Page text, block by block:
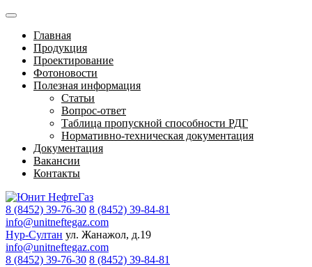
Главная
Продукция
Проектирование
Фотоновости
Полезная информация
Статьи
Вопрос-ответ
Таблица пропускной способности РДГ
Нормативно-техническая документация
Документация
Вакансии
Контакты
8 (8452) 39-76-30 8 (8452) 39-84-81
info@unitneftegaz.com
Нур-Султан ул. Жанажол, д.19
info@unitneftegaz.com
8 (8452) 39-76-30 8 (8452) 39-84-81